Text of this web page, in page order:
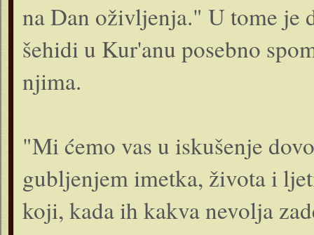
na Dan oživljenja." U tome je
šehidi u Kur'anu posebno
njima.
"Mi ćemo vas u iskušenje
gubljenjem imetka, života i
koji, kada ih kakva nevolja